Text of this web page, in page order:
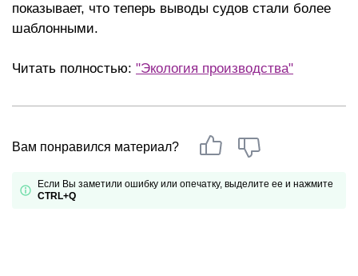
показывает, что теперь выводы судов стали более
шаблонными.
Читать полностью: "Экология производства"
Вам понравился материал?
Если Вы заметили ошибку или опечатку, выделите ее и нажмите
CTRL+Q